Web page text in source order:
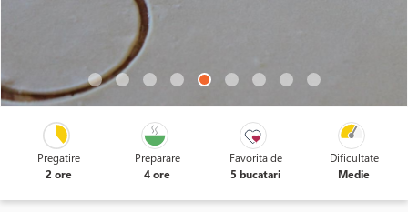
Pregatire
2 ore
Preparare
4 ore
Favorita de
5 bucatari
Dificultate
Medie